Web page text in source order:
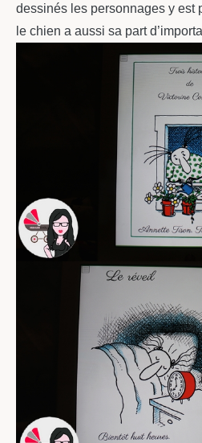
dessinés les personnages y est
le chien a aussi sa part